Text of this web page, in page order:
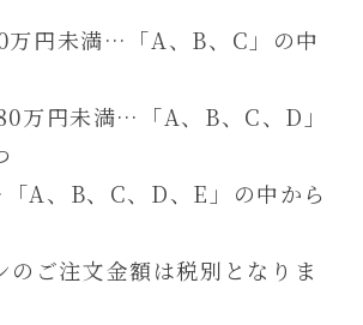
万円未満…「A、B、C」の中
万円未満…「A、B、C、D」
A、B、C、D、E」の中から
ご注文金額は税別となりま